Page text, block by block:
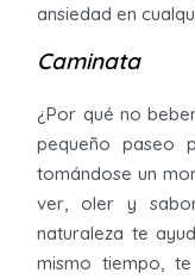
ansiedad en
Caminata
¿Por qué no
pequeño paseo
tomándose un
ver, oler y
naturaleza te
mismo tiempo,